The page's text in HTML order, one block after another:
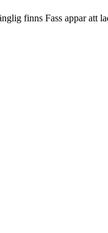
finns Fass appar att